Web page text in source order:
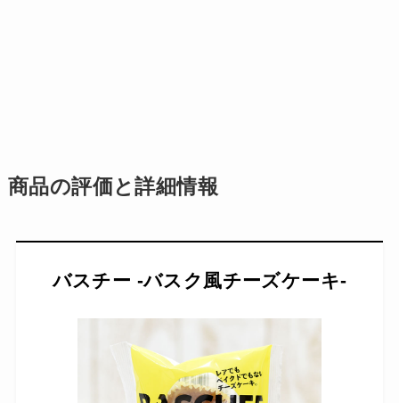
商品の評価と詳細情報
バスチー -バスク風チーズケーキ‐